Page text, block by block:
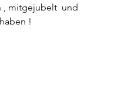
mitgejubelt  und
!